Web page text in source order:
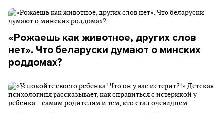
«Рожаешь как животное, других слов
нет». Что беларуски думают о минских
роддомах?